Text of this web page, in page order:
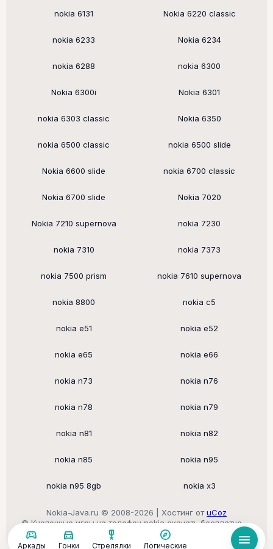
sports_esports
Аркады
directions_car
Гонки
military_tech
Стрелялки
explore
Логические menu
nokia 6131 Nokia 6220 classic
nokia 6233 Nokia 6234
nokia 6288 nokia 6300
Nokia 6300i Nokia 6301
nokia 6303 classic Nokia 6350
nokia 6500 classic nokia 6500 slide
Nokia 6600 slide nokia 6700 classic
Nokia 6700 slide Nokia 7020
Nokia 7210 supernova nokia 7230
nokia 7310 nokia 7373
nokia 7500 prism nokia 7610 supernova
nokia 8800 nokia c5
nokia e51 nokia e52
nokia e65 nokia e66
nokia n73 nokia n76
nokia n78 nokia n79
nokia n81 nokia n82
nokia n85 nokia n95
nokia n95 8gb nokia x3
Nokia-Java.ru © 2008-2026 | Хостинг отuCoz
© Кнопочные игры на телефон nokia скачать бесплатно —
старые игры для кнопочных телефонов